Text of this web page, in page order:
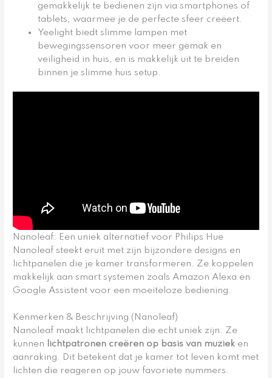
gemakkelijk te bedienen zijn via smartphones of
tablets, waarmee je de perfecte sfeer creëert.
Yeelight biedt slimme lampen met
bewegingssensoren voor meer gemak en
veiligheid in huis, en is makkelijk uit te breiden
binnen je slimme huis setup.
Nanoleaf: Een uniek alternatief voor Philips Hue
Nanoleaf steekt eruit met zijn bijzondere designs en
lichtpanelen die je kamer transformeren. Ze koppelen
makkelijk aan smart systemen zoals Amazon Alexa en
Google Assistent voor een moeiteloze bediening.
Kenmerken & Beschrijving (Nanoleaf)
Nanoleaf maakt lichtpanelen die echt uniek zijn. Ze
kunnen
lichtpatronen creëren op basis van muziek en
aanraking. Dit betekent dat je kamer tot leven komt met
lichten die reageren op jouw favoriete nummers.